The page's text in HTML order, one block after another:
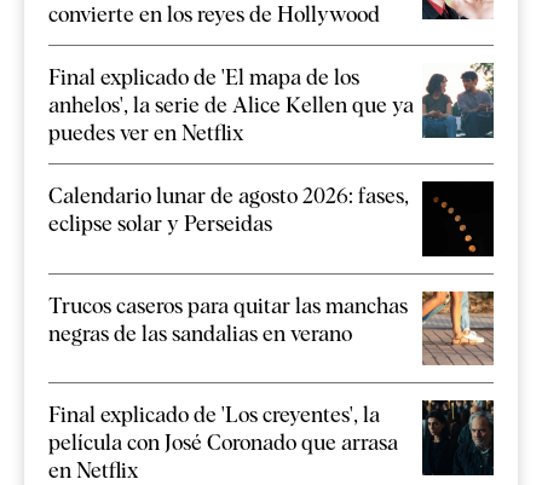
convierte en los reyes de Hollywood
Final explicado de 'El mapa de los
anhelos', la serie de Alice Kellen que ya
puedes ver en Netflix
Calendario lunar de agosto 2026: fases,
eclipse solar y Perseidas
Trucos caseros para quitar las manchas
negras de las sandalias en verano
Final explicado de 'Los creyentes', la
película con José Coronado que arrasa
en Netflix